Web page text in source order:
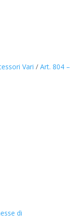
Vari / Art. 804 –
di